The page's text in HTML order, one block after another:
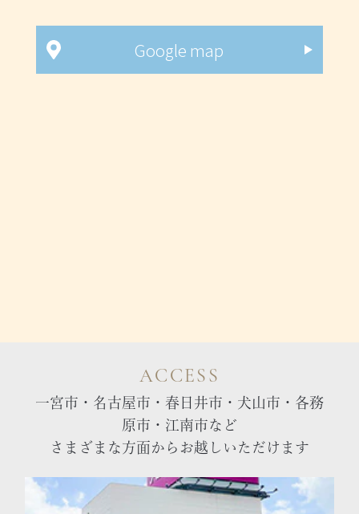
Google map
ACCESS
一宮市・名古屋市・春日井市・犬山市・各務
原市・江南市など
さまざまな方面からお越しいただけます